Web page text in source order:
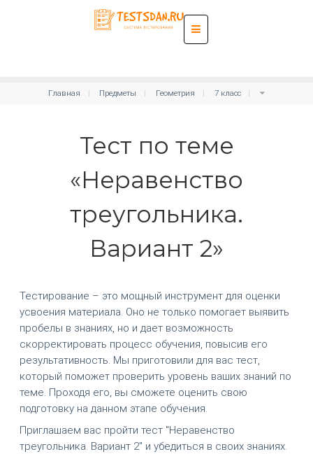
Главная Предметы Геометрия 7 класс
Тест по теме
«Неравенство
треугольника.
Вариант 2»
Тестирование – это мощный инструмент для оценки
усвоения материала. Оно не только помогает выявить
пробелы в знаниях, но и дает возможность
скорректировать процесс обучения, повысив его
результативность. Мы приготовили для вас тест,
который поможет проверить уровень ваших знаний по
теме. Проходя его, вы сможете оценить свою
подготовку на данном этапе обучения.
Приглашаем вас пройти тест "Неравенство
треугольника. Вариант 2" и убедиться в своих знаниях.